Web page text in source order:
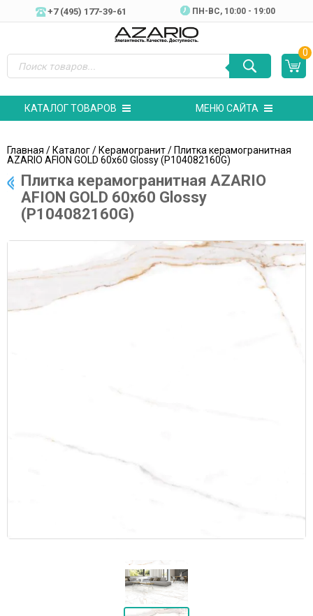
+7 (495) 177-39-61 ПН-ВC, 10:00 - 19:00
0
КАТАЛОГ ТОВАРОВ МЕНЮ САЙТА
Главная /Каталог/Керамогранит/ Плитка керамогранитная
AZARIO AFION GOLD 60х60 Glossy (P104082160G)
Плитка керамогранитная AZARIO
AFION GOLD 60х60 Glossy
(P104082160G)